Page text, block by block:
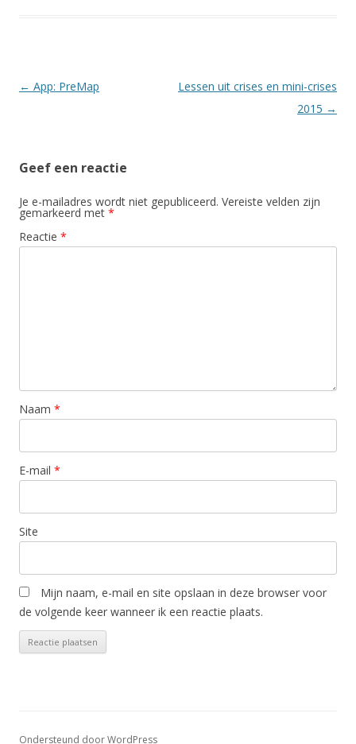
Berichtnavigatie
← App: PreMap
Lessen uit crises en mini-crises
2015 →
Geef een reactie
Je e-mailadres wordt niet gepubliceerd. Vereiste velden zijn
gemarkeerd met *
Reactie *
Naam *
E-mail *
Site
Mijn naam, e-mail en site opslaan in deze browser voor
de volgende keer wanneer ik een reactie plaats.
Ondersteund door WordPress